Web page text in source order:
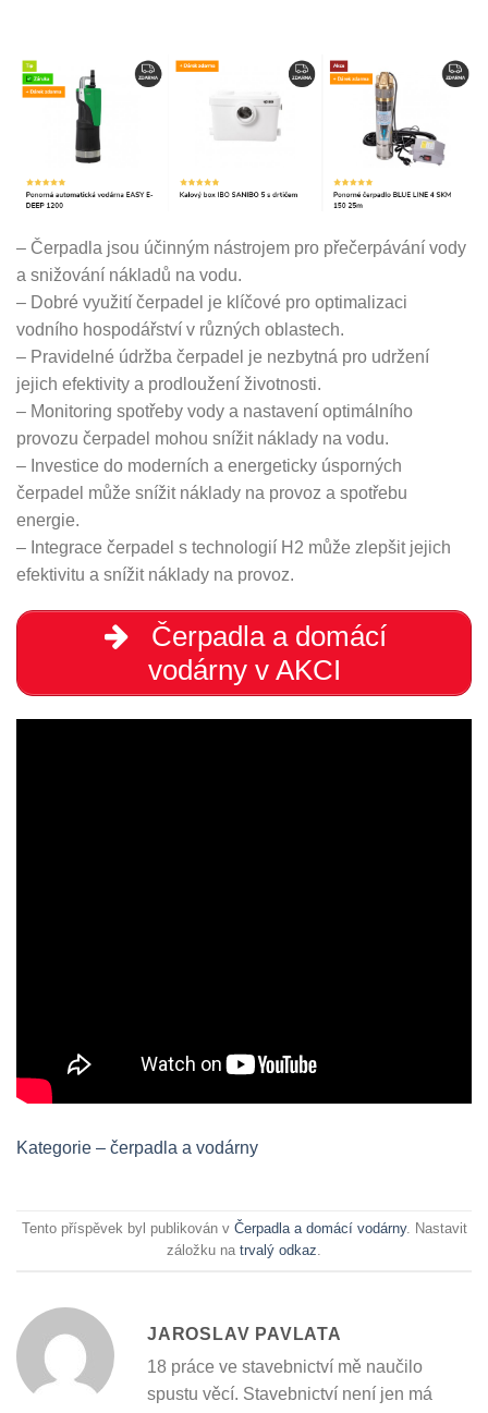
– Čerpadla jsou účinným nástrojem pro přečerpávání vody
a snižování nákladů na vodu.
– Dobré využití čerpadel je klíčové pro optimalizaci
vodního hospodářství v různých oblastech.
– Pravidelné údržba čerpadel je nezbytná pro udržení
jejich efektivity a prodloužení životnosti.
– Monitoring spotřeby vody a nastavení optimálního
provozu čerpadel mohou snížit náklady na vodu.
– Investice do moderních a energeticky úsporných
čerpadel může snížit náklady na provoz a spotřebu
energie.
– Integrace čerpadel s technologií H2 může zlepšit jejich
efektivitu a snížit náklady na provoz.
Čerpadla a domácí
vodárny v AKCI
Kategorie – čerpadla a vodárny
Tento příspěvek byl publikován v Čerpadla a domácí vodárny. Nastavit
záložku na trvalý odkaz.
JAROSLAV PAVLATA
18 práce ve stavebnictví mě naučilo
spustu věcí. Stavebnictví není jen má